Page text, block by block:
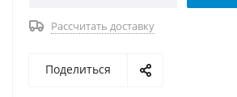
Рассчитать доставку
Поделиться